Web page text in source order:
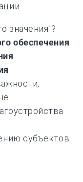
значения"?
обеспечения
субъектов